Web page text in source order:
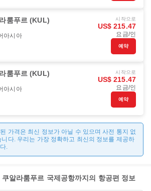
룸푸르 (KUL)
아시아
시작으로
US$ 215.47
요금/인
예약
룸푸르 (KUL)
아시아
시작으로
US$ 215.47
요금/인
예약
가격은 최신 정보가 아닐 수 있으며 사전 통지 없
니다. 우리는 가장 정확하고 최신의 정보를 제공하
.
알라룸푸르 국제공항까지의 항공편 정보